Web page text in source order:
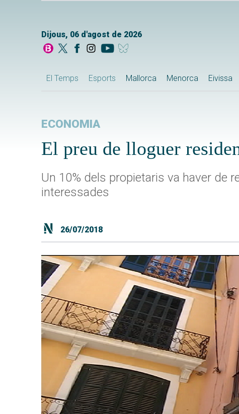
Dijous, 06 d'agost de 2026
El Temps Esports Mallorca Menorca Eivissa
ECONOMIA
El preu de lloguer
Un 10% dels propietaris va haver de
interessades
26/07/2018